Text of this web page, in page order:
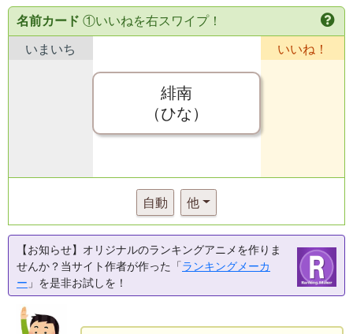
名前カード ①いいねを右スワイプ！
いまいち
緋南
（ひな）
いいね！
自動 他
【お知らせ】オリジナルのランキングアニメを作りま
せんか？当サイト作者が作った「ランキングメーカ
ー 」を是非お試しを！